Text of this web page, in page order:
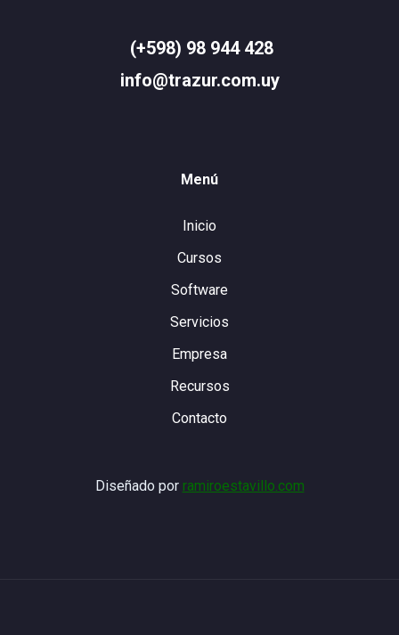
(+598) 98 944 428
info@trazur.com.uy
Menú
Inicio
Cursos
Software
Servicios
Empresa
Recursos
Contacto
Diseñado por ramiroestavillo.com